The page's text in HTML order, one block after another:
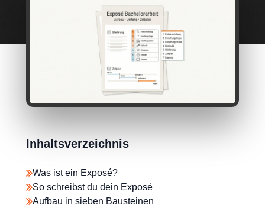
Inhaltsverzeichnis
Was ist ein Exposé?
So schreibst du dein Exposé
Aufbau in sieben Bausteinen